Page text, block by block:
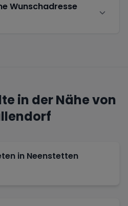
Wunschadresse
in der Nähe von
in Neenstetten